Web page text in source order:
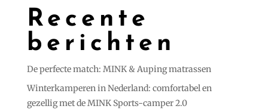
Recente
berichten
De perfecte match: MINK & Auping matrassen
Winterkamperen in Nederland: comfortabel en
gezellig met de MINK Sports-camper 2.0